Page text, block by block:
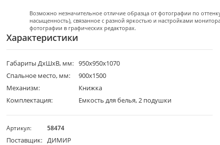
Возможно незначительное отличие образца от фотографии по
насыщенность), связанное с разной яркостью и настройками
фотографии в графических редакторах.
Характеристики
Габариты ДхШхВ, мм: 950х950х1070
Спальное место, мм:
900х1500
Механизм:
Книжка
Комплектация:
Емкость для белья, 2 подушки
Артикул: 58474
Поставщик: ДИМИР